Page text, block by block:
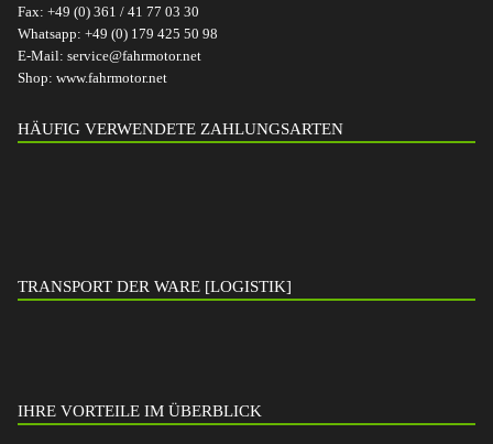
Fax: +49 (0) 361 / 41 77 03 30
Whatsapp: +49 (0) 179 425 50 98
E-Mail: service@fahrmotor.net
Shop: www.fahrmotor.net
HÄUFIG VERWENDETE ZAHLUNGSARTEN
TRANSPORT DER WARE [LOGISTIK]
IHRE VORTEILE IM ÜBERBLICK